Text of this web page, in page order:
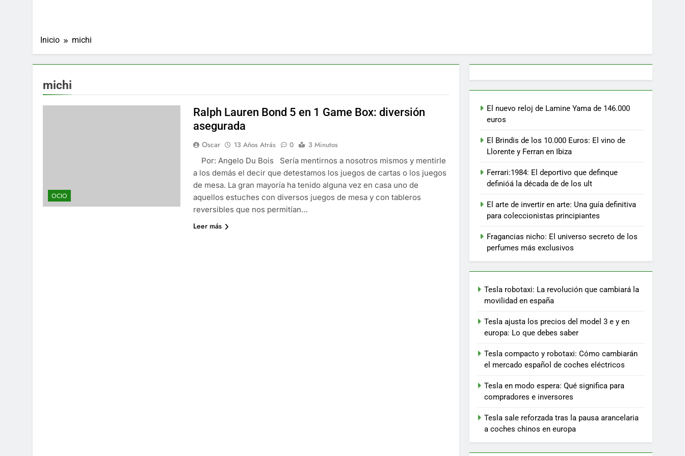
Inicio michi
michi
OCIO
Ralph Lauren Bond 5 en 1 Game Box: diversión
asegurada
Oscar 13 Años Atrás 0
3 Minutos
Por: Angelo Du Bois Sería mentirnos a nosotros mismos y mentirle
a los demás el decir que detestamos los juegos de cartas o los juegos
de mesa. La gran mayoría ha tenido alguna vez en casa uno de
aquellos estuches con diversos juegos de mesa y con tableros
reversibles que nos permitían…
Leer más
El nuevo reloj de Lamine Yama de 146.000
euros
El Brindis de los 10.000 Euros: El vino de
Llorente y Ferran en Ibiza
Ferrari:1984: El deportivo que definque
definióá la década de de los ult
El arte de invertir en arte: Una guía definitiva
para coleccionistas principiantes
Fragancias nicho: El universo secreto de los
perfumes más exclusivos
Tesla robotaxi: La revolución que cambiará la
movilidad en españa
Tesla ajusta los precios del model 3 e y en
europa: Lo que debes saber
Tesla compacto y robotaxi: Cómo cambiarán
el mercado español de coches eléctricos
Tesla en modo espera: Qué significa para
compradores e inversores
Tesla sale reforzada tras la pausa arancelaria
a coches chinos en europa